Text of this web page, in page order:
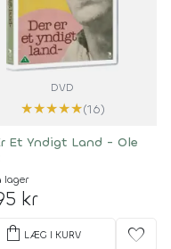
DVD
★★★★★(16)
Et Yndigt Land - Ole
lager
kr
shopping_bag LÆG I KURV favorite